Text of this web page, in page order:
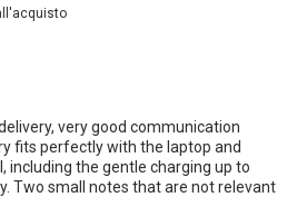
very good communication
fits perfectly with the laptop and
including the gentle charging up to
Two small notes that are not relevant